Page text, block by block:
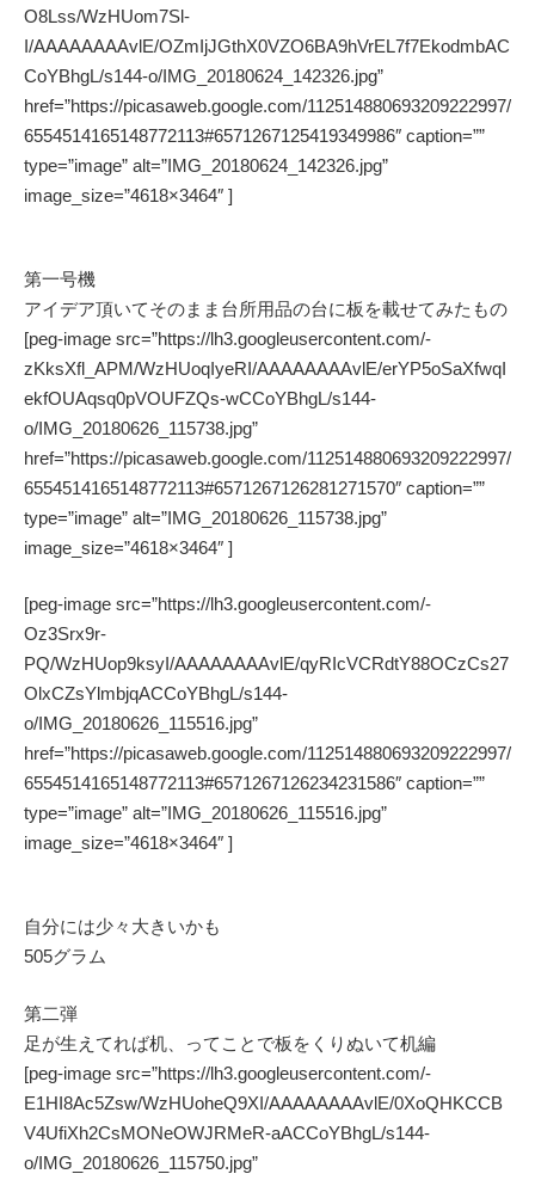
O8Lss/WzHUom7Sl-
I/AAAAAAAAvlE/OZmIjJGthX0VZO6BA9hVrEL7f7EkodmbAC
CoYBhgL/s144-o/IMG_20180624_142326.jpg”
href=”https://picasaweb.google.com/112514880693209222997/
6554514165148772113#6571267125419349986″ caption=””
type=”image” alt=”IMG_20180624_142326.jpg”
image_size=”4618×3464″ ]
第一号機
アイデア頂いてそのまま台所用品の台に板を載せてみたもの
[peg-image src=”https://lh3.googleusercontent.com/-
zKksXfl_APM/WzHUoqIyeRI/AAAAAAAAvlE/erYP5oSaXfwqI
ekfOUAqsq0pVOUFZQs-wCCoYBhgL/s144-
o/IMG_20180626_115738.jpg”
href=”https://picasaweb.google.com/112514880693209222997/
6554514165148772113#6571267126281271570″ caption=””
type=”image” alt=”IMG_20180626_115738.jpg”
image_size=”4618×3464″ ]
[peg-image src=”https://lh3.googleusercontent.com/-
Oz3Srx9r-
PQ/WzHUop9ksyI/AAAAAAAAvlE/qyRIcVCRdtY88OCzCs27
OlxCZsYlmbjqACCoYBhgL/s144-
o/IMG_20180626_115516.jpg”
href=”https://picasaweb.google.com/112514880693209222997/
6554514165148772113#6571267126234231586″ caption=””
type=”image” alt=”IMG_20180626_115516.jpg”
image_size=”4618×3464″ ]
自分には少々大きいかも
505グラム
第二弾
足が生えてれば机、ってことで板をくりぬいて机編
[peg-image src=”https://lh3.googleusercontent.com/-
E1HI8Ac5Zsw/WzHUoheQ9XI/AAAAAAAAvlE/0XoQHKCCB
V4UfiXh2CsMONeOWJRMeR-aACCoYBhgL/s144-
o/IMG_20180626_115750.jpg”